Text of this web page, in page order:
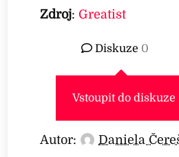
Zdroj: Greatist
Diskuze 0
Vstoupit do diskuze
Autor: Daniela